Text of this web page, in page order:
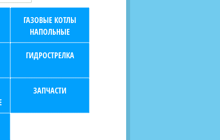
ГАЗОВЫЕ КОТЛЫ
НАПОЛЬНЫЕ
ГИДРОСТРЕЛКА
ЗАПЧАСТИ